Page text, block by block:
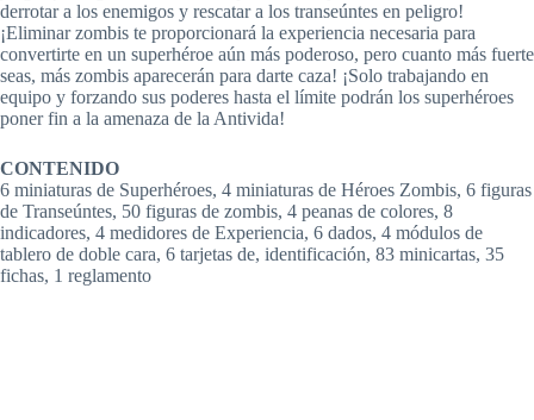
derrotar a los enemigos y rescatar a los transeúntes en peligro!
¡Eliminar zombis te proporcionará la experiencia necesaria para
convertirte en un superhéroe aún más poderoso, pero cuanto más fuerte
seas, más zombis aparecerán para darte caza! ¡Solo trabajando en
equipo y forzando sus poderes hasta el límite podrán los superhéroes
poner fin a la amenaza de la Antivida!
CONTENIDO
6 miniaturas de Superhéroes, 4 miniaturas de Héroes Zombis, 6 figuras
de Transeúntes, 50 figuras de zombis, 4 peanas de colores, 8
indicadores, 4 medidores de Experiencia, 6 dados, 4 módulos de
tablero de doble cara, 6 tarjetas de, identificación, 83 minicartas, 35
fichas, 1 reglamento